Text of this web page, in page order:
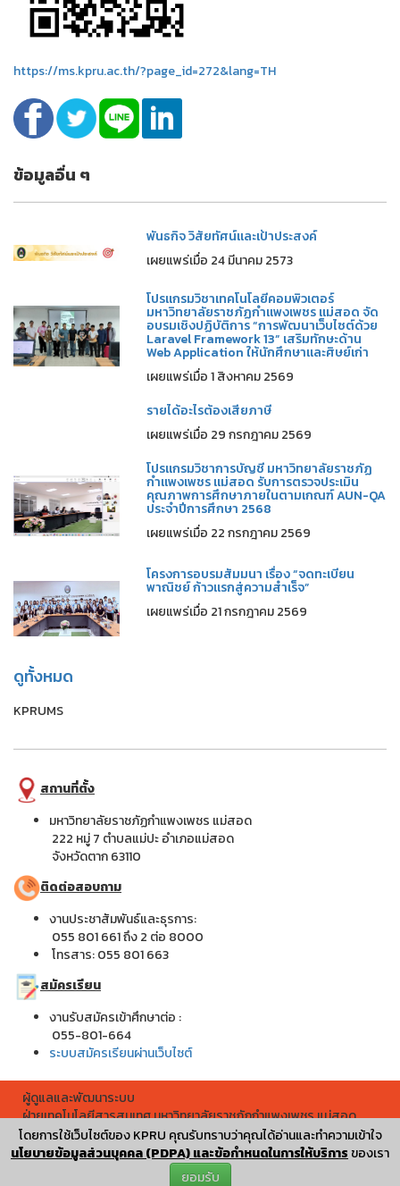
https://ms.kpru.ac.th/?page_id=272&lang=TH
ข้อมูลอื่น ๆ
พันธกิจ วิสัยทัศน์และเป้าประสงค์
เผยแพร่เมื่อ 24 มีนาคม 2573
โปรแกรมวิชาเทคโนโลยีคอมพิวเตอร์
มหาวิทยาลัยราชภัฏกำแพงเพชร แม่สอด จัด
อบรมเชิงปฏิบัติการ “การพัฒนาเว็บไซต์ด้วย
Laravel Framework 13” เสริมทักษะด้าน
Web Application ให้นักศึกษาและศิษย์เก่า
เผยแพร่เมื่อ 1 สิงหาคม 2569
รายได้อะไรต้องเสียภาษี
เผยแพร่เมื่อ 29 กรกฎาคม 2569
โปรแกรมวิชาการบัญชี มหาวิทยาลัยราชภัฏ
กำแพงเพชร แม่สอด รับการตรวจประเมิน
คุณภาพการศึกษาภายในตามเกณฑ์ AUN-QA
ประจำปีการศึกษา 2568
เผยแพร่เมื่อ 22 กรกฎาคม 2569
โครงการอบรมสัมมนา เรื่อง “จดทะเบียน
พาณิชย์ ก้าวแรกสู่ความสำเร็จ”
เผยแพร่เมื่อ 21 กรกฎาคม 2569
ดูทั้งหมด
โดยการใช้เว็บไซต์ของ KPRU คุณรับทราบว่าคุณได้อ่านและทำความเข้าใจ
นโยบายข้อมูลส่วนบุคคล (PDPA) และข้อกำหนดในการให้บริการ ของเรา
ยอมรับ
KPRUMS
สถานที่ตั้ง
มหาวิทยาลัยราชภัฏกำแพงเพชร แม่สอด
222 หมู่ 7 ตำบลแม่ปะ อำเภอแม่สอด
จังหวัดตาก 63110
ติดต่อสอบถาม
งานประชาสัมพันธ์และธุรการ:
055 801 661 ถึง 2 ต่อ 8000
โทรสาร: 055 801 663
สมัครเรียน
งานรับสมัครเข้าศึกษาต่อ :
055-801-664
ระบบสมัครเรียนผ่านเว็บไซต์
ผู้ดูแลและพัฒนาระบบ
ฝ่ายเทคโนโลยีสารสนเทศ มหาวิทยาลัยราชภัฏกำแพงเพชร แม่สอด
ผู้เข้าชมทั้งหมด 257,939